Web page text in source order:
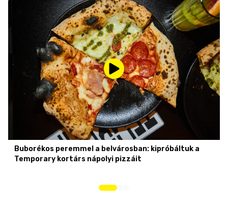
Buborékos peremmel a belvárosban: kipróbáltuk a
Temporary kortárs nápolyi pizzáit